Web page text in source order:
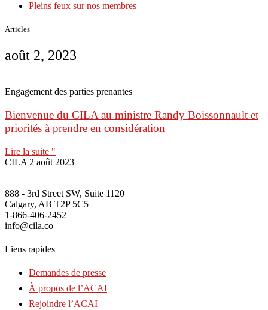
Pleins feux sur nos membres
Articles
août 2, 2023
Engagement des parties prenantes
Bienvenue du CILA au ministre Randy Boissonnault et
priorités à prendre en considération
Lire la suite "
CILA 2 août 2023
888 - 3rd Street SW, Suite 1120
Calgary, AB T2P 5C5
1-866-406-2452
info@cila.co
Liens rapides
Demandes de presse
À propos de l’ACAI
Rejoindre l’ACAI